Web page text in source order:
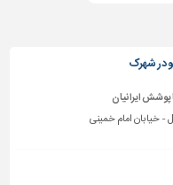
در شهرک
ایرانیان
- خیابان امام خمینی